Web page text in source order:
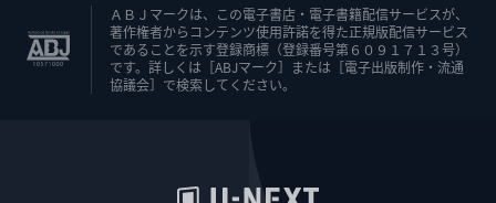
ＡＢＪマークは、この電子書店・電子書籍配信サービスが、
著作権者からコンテンツ使用許諾を得た正規版配信サービス
であることを示す登録商標（登録番号第６０９１７１３号）
です。詳しくは［ABJマーク］または［電子出版制作・流通
協議会］で検索してください。